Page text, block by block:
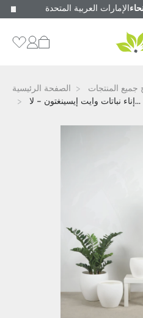
الإمارات العربية المتحدة
الصفحة الرئيسية جميع المنتجات
إناء نباتات وايت إيسينغتون - لا...